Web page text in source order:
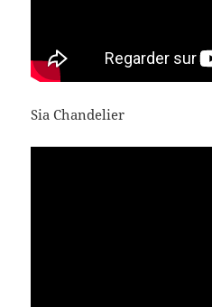
Sia Chandelier